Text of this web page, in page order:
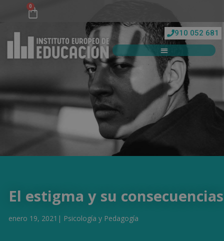
0
910 052 681
El estigma y su consecuencias
enero 19, 2021 | Psicología y Pedagogía